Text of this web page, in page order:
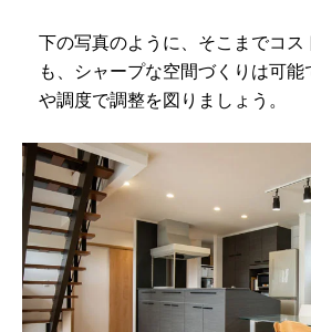
下の写真のように、そこまでコス
も、シャープな空間づくりは可
や調度で調整を図りましょう。